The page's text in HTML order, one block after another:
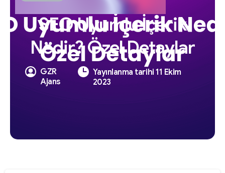
SEOUyumluİçerik
Nedir? ÖzelDetaylar
GZR
Ajans
Yayınlanma tarihi 11 Ekim
2023